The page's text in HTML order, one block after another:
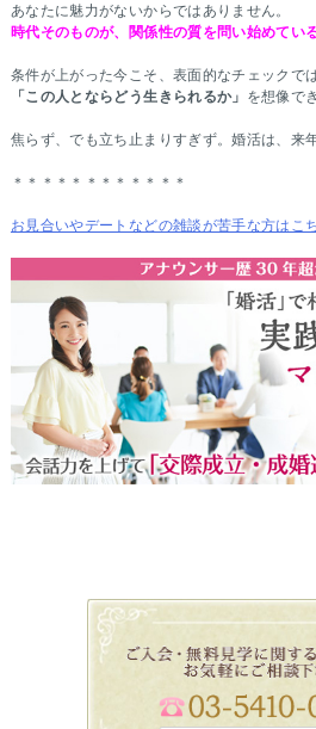
あなたに魅力がないからではありません。
時代そのものが、関係性の質を問い始めてい
条件が上がった今こそ、表面的なチェックで
「この人とならどう生きられるか」 を想像で
焦らず、でも立ち止まりすぎず。婚活は、来
＊＊＊＊＊＊＊＊＊＊＊＊
お見合いやデートなどの雑談が苦手な方はこ